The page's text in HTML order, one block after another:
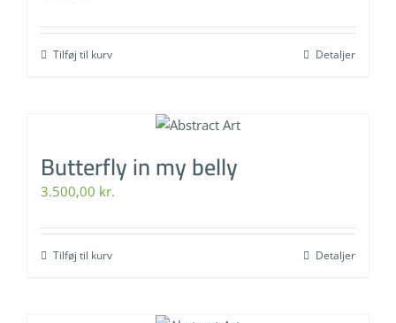
Tilføj til kurv Detaljer
Butterfly in my belly
3.500,00 kr.
Tilføj til kurv Detaljer